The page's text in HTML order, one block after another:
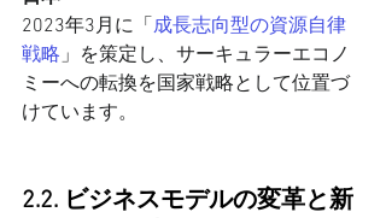
2023年3月に「 成長志向型の資源自律
戦略」を策定し、サーキュラーエコノ
ミーへの転換を国家戦略として位置づ
けています。
2.2. ビジネスモデルの変革と新